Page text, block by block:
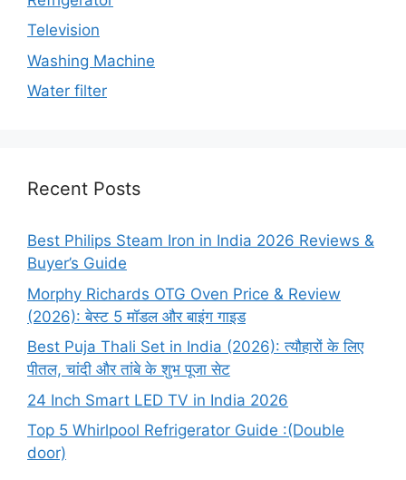
Television
Washing Machine
Water filter
Recent Posts
Best Philips Steam Iron in India 2026 Reviews &
Buyer’s Guide
Morphy Richards OTG Oven Price & Review
(2026): बेस्ट 5 मॉडल और बाइंग गाइड
Best Puja Thali Set in India (2026): त्यौहारों के लिए
पीतल, चांदी और तांबे के शुभ पूजा सेट
24 Inch Smart LED TV in India 2026
Top 5 Whirlpool Refrigerator Guide :(Double
door)